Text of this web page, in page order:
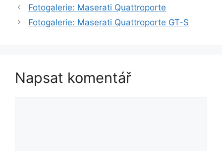
Fotogalerie: Maserati Quattroporte
Fotogalerie: Maserati Quattroporte GT-S
Napsat komentář